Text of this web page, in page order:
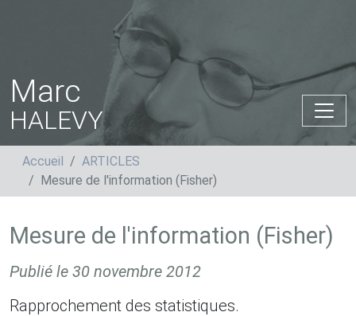
Marc
HALEVY
Accueil
ARTICLES
Mesure de l'information (Fisher)
Mesure de l'information (Fisher)
Publié le 30 novembre 2012
Rapprochement des statistiques.